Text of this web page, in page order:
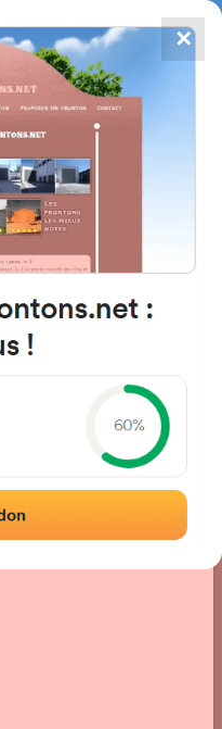
Croix Blanche
y reseñas
✕